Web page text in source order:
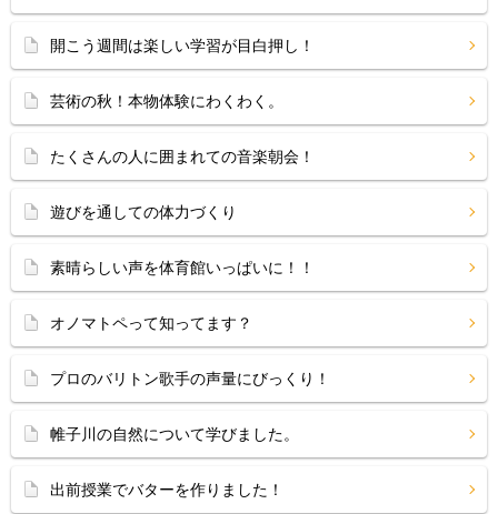
開こう週間は楽しい学習が目白押し！
芸術の秋！本物体験にわくわく。
たくさんの人に囲まれての音楽朝会！
遊びを通しての体力づくり
素晴らしい声を体育館いっぱいに！！
オノマトペって知ってます？
プロのバリトン歌手の声量にびっくり！
帷子川の自然について学びました。
出前授業でバターを作りました！